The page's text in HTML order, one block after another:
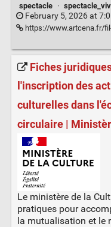
spectacle
·
February 5, 2026 at
https://www.artcena.fr/fil-vie-
Fiches
l'inscription des
culturelles dans
circulaire |
Le ministère de la
pratiques pour
la mutualisation et le